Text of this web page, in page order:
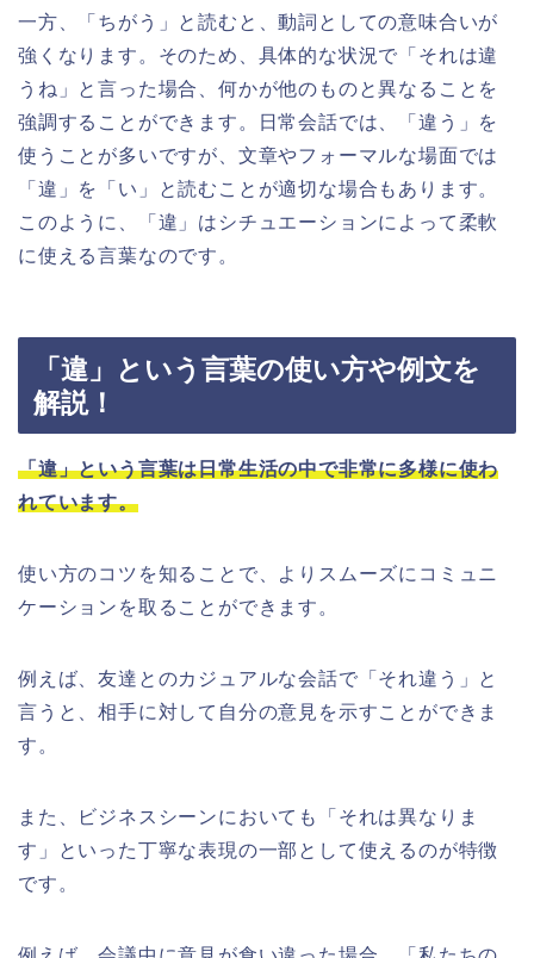
一方、「ちがう」と読むと、動詞としての意味合いが
強くなります。そのため、具体的な状況で「それは違
うね」と言った場合、何かが他のものと異なることを
強調することができます。日常会話では、「違う」を
使うことが多いですが、文章やフォーマルな場面では
「違」を「い」と読むことが適切な場合もあります。
このように、「違」はシチュエーションによって柔軟
に使える言葉なのです。
「違」という言葉の使い方や例文を
解説！
「違」という言葉は日常生活の中で非常に多様に使わ
れています。
使い方のコツを知ることで、よりスムーズにコミュニ
ケーションを取ることができます。
例えば、友達とのカジュアルな会話で「それ違う」と
言うと、相手に対して自分の意見を示すことができま
す。
また、ビジネスシーンにおいても「それは異なりま
す」といった丁寧な表現の一部として使えるのが特徴
です。